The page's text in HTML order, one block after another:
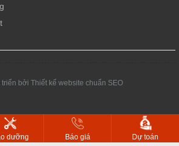
bởi Thiết kế website chuẩn SEO
dưỡng Báo giá Dự toán